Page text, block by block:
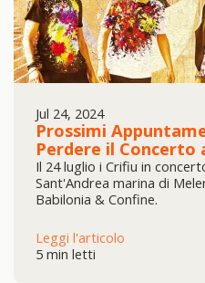
Jul 24, 2024
Prossimi
Perdere il Concerto
Il 24 luglio i Crifiu in
Sant'Andrea marina di
Babilonia & Confine.
Leggi l'articolo
5 min letti